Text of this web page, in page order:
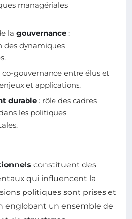
managériales
la gouvernance :
des dynamiques
co-gouvernance entre élus et
et applications.
durable : rôle des cadres
les politiques
constituent des
qui influencent la
politiques sont prises et
englobant un ensemble de